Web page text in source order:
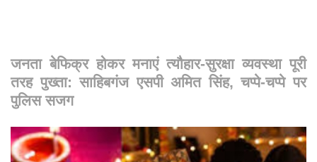
जनता बेफिक्र होकर मनाएं त्यौहार-सुरक्षा व्यवस्था पूरी
तरह पुख्ता: साहिबगंज एसपी अमित सिंह, चप्पे-चप्पे पर
पुलिस सजग